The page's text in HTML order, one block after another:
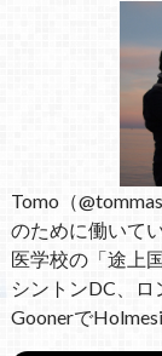
Tomo（
のために働いて
医学校の「途上
シントンDC、ロ
Goonerで